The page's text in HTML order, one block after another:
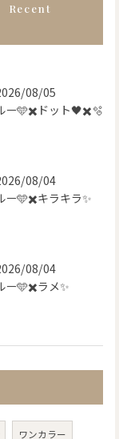
Recent
08/05
ー🩵✖️ドット🖤✖️🫧
08/04
ー🩵✖️キラキラ✨
08/04
ー🩵✖️ラメ✨
ワンカラー